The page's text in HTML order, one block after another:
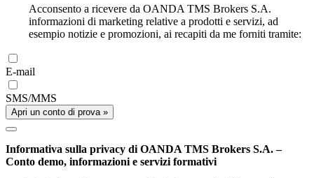
Acconsento a ricevere da OANDA TMS Brokers S.A.
informazioni di marketing relative a prodotti e servizi, ad
esempio notizie e promozioni, ai recapiti da me forniti tramite:
E-mail
SMS/MMS
Apri un conto di prova »
Informativa sulla privacy di OANDA TMS Brokers S.A. –
Conto demo, informazioni e servizi formativi